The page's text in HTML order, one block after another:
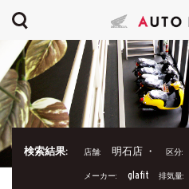
検索結果: 店舗: 明石店 ・ 区分:
メーカー: glafit 排気量: